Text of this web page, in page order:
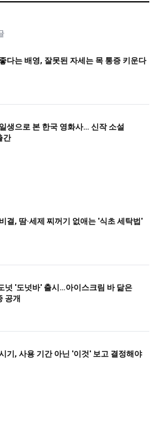
다는 배영, 잘못된 자세는 목 통증 키운다
생으로 본 한국 영화사… 신작 소설
간
결, 땀·세제 찌꺼기 없애는 '식초 세탁법'
넛 '도넛바' 출시…아이스크림 바 닮은
공개
기, 사용 기간 아닌 '이것' 보고 결정해야